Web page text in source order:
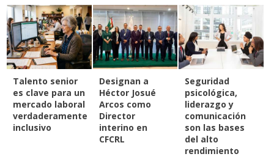
Talento senior
es clave para un
mercado laboral
verdaderamente
inclusivo
Designan a
Héctor Josué
Arcos como
Director
interino en
CFCRL
Seguridad
psicológica,
liderazgo y
comunicación
son las bases
del alto
rendimiento